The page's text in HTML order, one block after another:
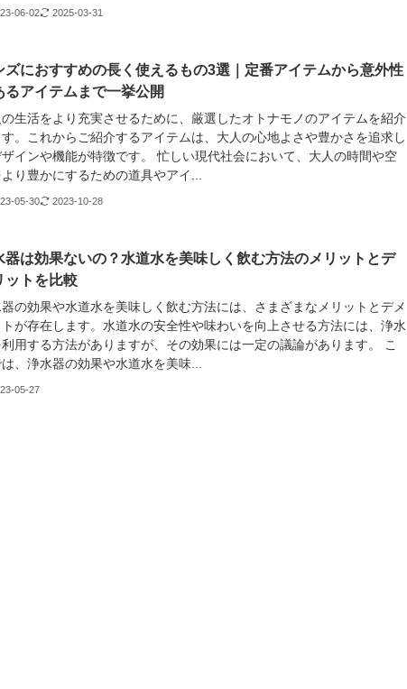
06-02 2025-03-31
ズにおすすめの長く使えるもの3選｜定番アイテムから意外性
るアイテムまで一挙公開
生活をより充実させるために、厳選したオトナモノのアイテムを紹介
。これからご紹介するアイテムは、大人の心地よさや豊かさを追求し
インや機能が特徴です。 忙しい現代社会において、大人の時間や空
り豊かにするための道具やアイ...
05-30 2023-10-28
器は効果ないの？水道水を美味しく飲む方法のメリットとデ
ットを比較
の効果や水道水を美味しく飲む方法には、さまざまなメリットとデメ
が存在します。水道水の安全性や味わいを向上させる方法には、浄水
用する方法がありますが、その効果には一定の議論があります。 こ
、浄水器の効果や水道水を美味...
05-27